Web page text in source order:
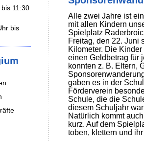
11:30
bis
Alle zwei Jahre ist
mit allen Kindern
Spielplatz
Freitag, den 22. Juni
Kilometer. Die
einen Geldbetrag für
konnten z. B. Eltern,
gaben es in der
Förderverein
Schule, die die
diesem Schuljahr
Natürlich kommt
kurz. Auf dem
toben, klettern und